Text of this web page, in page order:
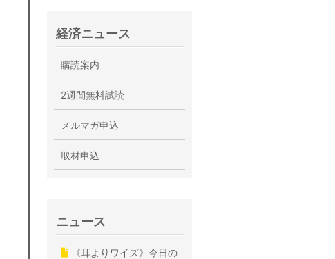
経済ニュース
購読案内
2週間無料試読
メルマガ申込
取材申込
ニュース
《耳よりワイズ》今日の